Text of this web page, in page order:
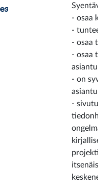
- osaa
-
- osaa
- osaa
- on
-